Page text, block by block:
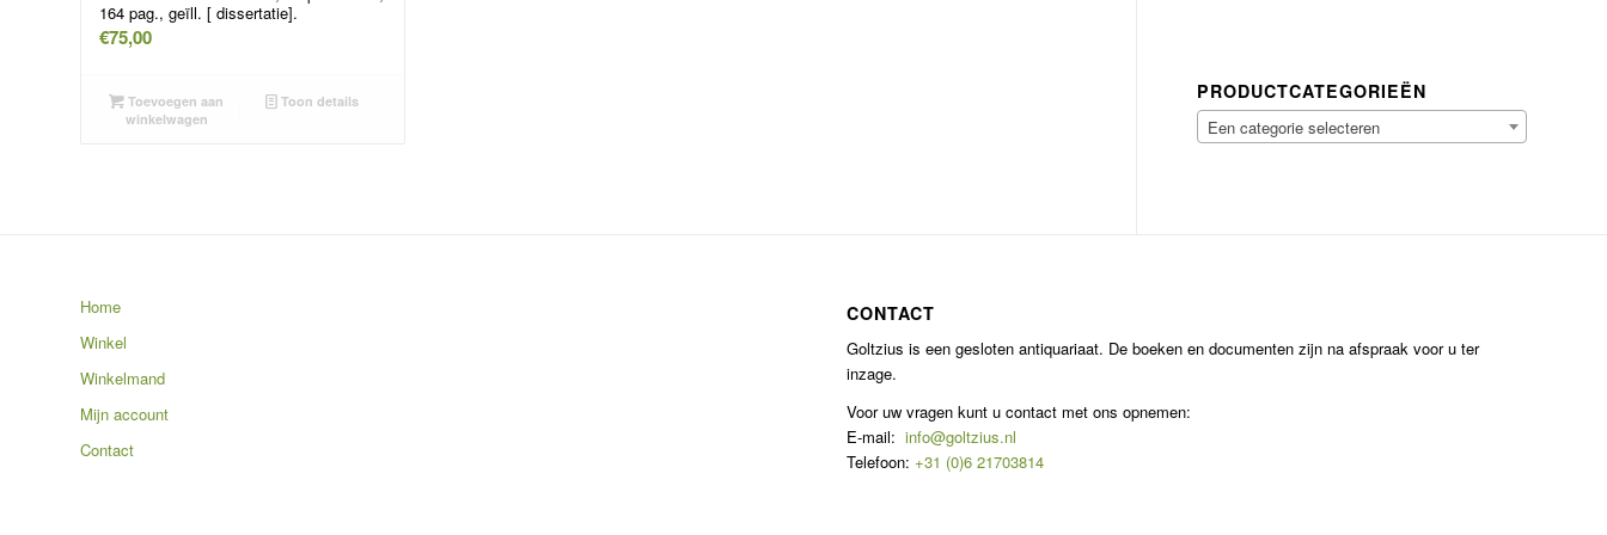
164 pag., geïll. [ dissertatie].
€75,00
Toevoegen aan
winkelwagen
Toon details PRODUCTCATEGORIEËN
Een categorie selecteren
Home
Winkel
Winkelmand
Mijn account
Contact
CONTACT
Goltzius is een gesloten antiquariaat. De boeken en documenten zijn na afspraak voor u ter
inzage.
Voor uw vragen kunt u contact met ons opnemen:
E-mail:info@goltzius.nl
Telefoon: +31 (0)6 21703814